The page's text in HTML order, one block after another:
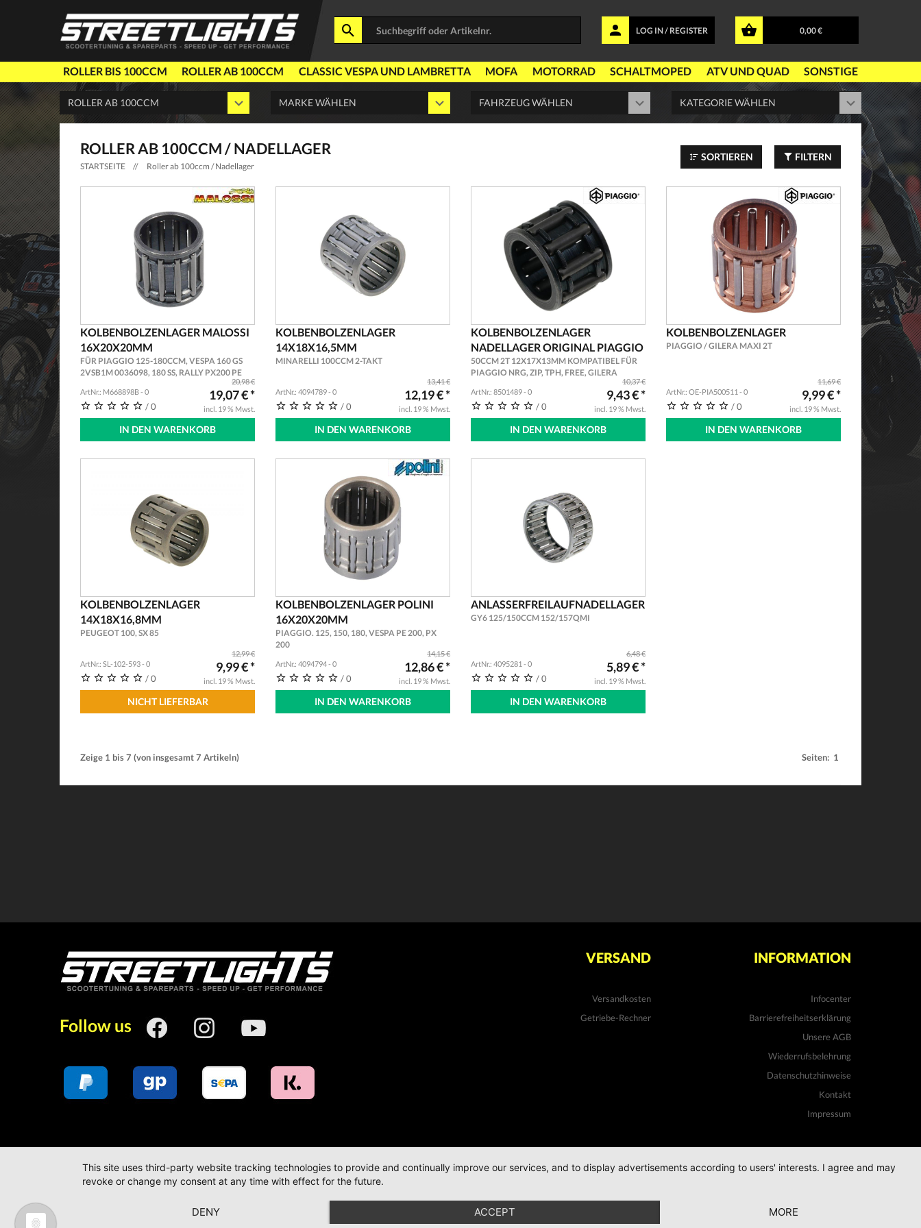
LOG IN / REGISTER 0,00 €
ROLLER BIS 100CCM ROLLER AB 100CCM CLASSIC VESPA UND LAMBRETTA MOFA MOTORRAD SCHALTMOPED ATV UND QUAD SONSTIGE
ROLLER AB 100CCM / NADELLAGER
STARTSEITE // Roller ab 100ccm / Nadellager
SORTIEREN FILTERN
KOLBENBOLZENLAGER MALOSSI
16X20X20MM
FÜR PIAGGIO 125-180CCM, VESPA 160 GS
2VSB1M 0036098, 180 SS, RALLY PX200 PE
ArtNr.: M668898B - 0
/ 0
20,98 €
19,07 € *
incl. 19 % Mwst.
IN DEN WARENKORB
KOLBENBOLZENLAGER
14X18X16,5MM
MINARELLI 100CCM 2-TAKT
ArtNr.: 4094789 - 0
/ 0
13,41 €
12,19 € *
incl. 19 % Mwst.
IN DEN WARENKORB
KOLBENBOLZENLAGER
NADELLAGER ORIGINAL PIAGGIO
50CCM 2T 12X17X13MM KOMPATIBEL FÜR
PIAGGIO NRG, ZIP, TPH, FREE, GILERA
ArtNr.: 8501489 - 0
/ 0
10,37 €
9,43 € *
incl. 19 % Mwst.
IN DEN WARENKORB
KOLBENBOLZENLAGER
PIAGGIO / GILERA MAXI 2T
ArtNr.: OE-PIA500511 - 0
/ 0
11,69 €
9,99 € *
incl. 19 % Mwst.
IN DEN WARENKORB
KOLBENBOLZENLAGER
14X18X16,8MM
PEUGEOT 100, SX 85
ArtNr.: SL-102-593 - 0
/ 0
12,99 €
9,99 € *
incl. 19 % Mwst.
NICHT LIEFERBAR
KOLBENBOLZENLAGER POLINI
16X20X20MM
PIAGGIO. 125, 150, 180, VESPA PE 200, PX
200
ArtNr.: 4094794 - 0
/ 0
14,15 €
12,86 € *
incl. 19 % Mwst.
IN DEN WARENKORB
ANLASSERFREILAUFNADELLAGER
GY6 125/150CCM 152/157QMI
ArtNr.: 4095281 - 0
/ 0
6,48 €
5,89 € *
incl. 19 % Mwst.
IN DEN WARENKORB
Zeige 1 bis7 (von insgesamt7 Artikeln) Seiten: 1
Follow us
VERSAND
Versandkosten
Getriebe-Rechner
INFORMATION
Infocenter
Barrierefreiheitserklärung
Unsere AGB
Wiederrufsbelehrung
Datenschutzhinweise
Kontakt
Impressum
This site uses third-party website tracking technologies to provide and continually improve our services, and to display advertisements according to users' interests. I agree and may
revoke or change my consent at any time with effect for the future.
DENY ACCEPT MORE